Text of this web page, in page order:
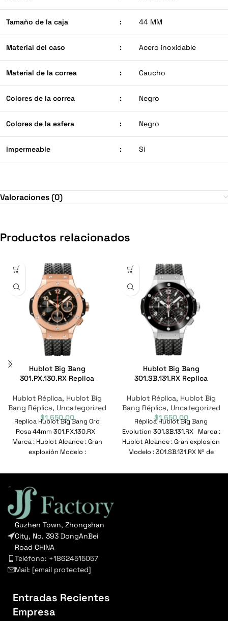
Tamaño de la caja : 44 MM
Material del caso : Acero inoxidable
Material de la correa : Caucho
Colores de la correa : Negro
Colores de la esfera : Negro
Impermeable : Sí
Valoraciones (0)
Productos relacionados
Hublot Big Bang
301.PX.130.RX Replica
Hublot Réplica, Hublot Big
Bang Réplica, Uncategorized
$1,650.00
Replica Hublot Big Bang Oro
Rosa 44mm 301.PX.130.RX
Marca : Hublot Alcance : Gran
explosión Modelo :
Hublot Big Bang
301.SB.131.RX Replica
Hublot Réplica, Hublot Big
Bang Réplica, Uncategorized
$1,650.00
Réplica Hublot Big Bang
Evolution 301.SB.131.RX Marca :
Hublot Alcance : Gran explosión
Modelo : 301.SB.131.RX Nº de
Guzhen Town, Zhongshan
City, No. 393 DongAnBei
Road CHINA
Teléfono: +18624515057
Mail: [email protected]
Entradas Recientes
Empresa